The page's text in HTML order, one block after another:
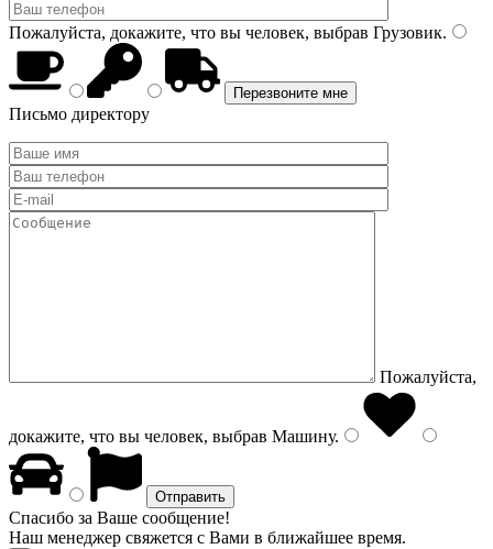
Пожалуйста, докажите, что вы человек, выбрав Грузовик.
Письмо директору
Пожалуйста,
докажите, что вы человек, выбрав Машину.
Спасибо за Ваше сообщение!
Наш менеджер свяжется с Вами в ближайшее время.